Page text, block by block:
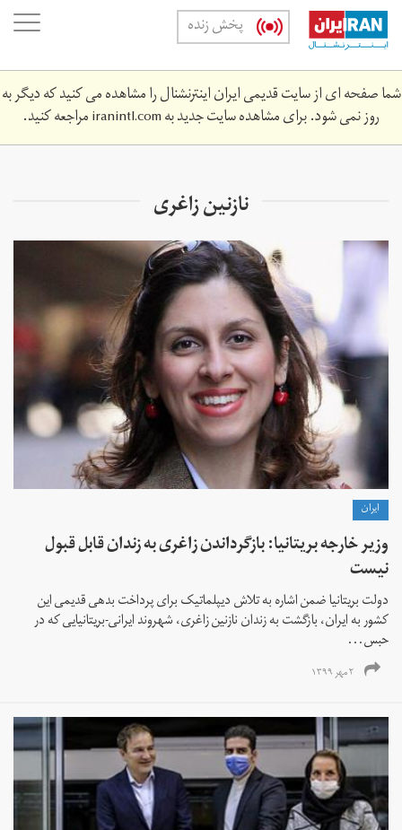
Skip
main
content
پخش زنده
شما صفحه ای از سایت قدیمی ایران اینترنشنال را مشاهده می کنید که دیگر به
روز نمی شود. برای مشاهده سایت جدید بهiranintl.comمراجعه کنید.
نازنین زاغری
ايران
وزیر خارجه بریتانیا: بازگرداندن زاغری به زندان قابل قبول
نیست
دولت بریتانیا ضمن اشاره به تلاش دیپلماتیک برای پرداخت بدهی قدیمی این
کشور به ایران، بازگشت به زندان نازنین زاغری،‌ شهروند ایرانی-بریتانیایی که در
حبس...
۲ مهر ۱۳۹۹